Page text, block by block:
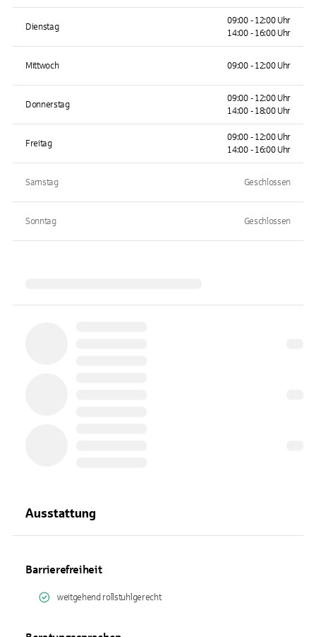
Dienstag
09:00 - 12:00 Uhr
14:00 - 16:00 Uhr
Mittwoch 09:00 - 12:00 Uhr
Donnerstag
09:00 - 12:00 Uhr
14:00 - 18:00 Uhr
Freitag
09:00 - 12:00 Uhr
14:00 - 16:00 Uhr
Samstag Geschlossen
Sonntag Geschlossen
Ausstattung
Barrierefreiheit
weitgehend rollstuhlgerecht